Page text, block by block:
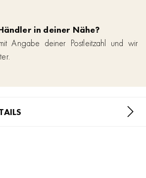
in deiner Nähe?
Angabe deiner Postleitzahl und wir